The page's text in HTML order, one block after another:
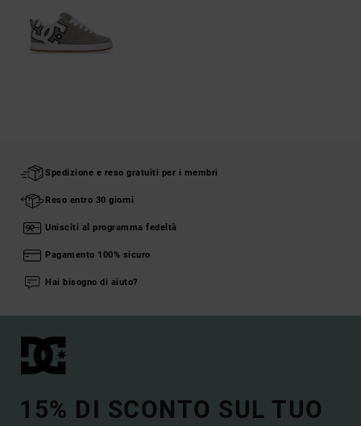
Spedizione e reso gratuiti per i membri
Reso entro 30 giorni
Unisciti al programma fedeltà
Pagamento 100% sicuro
Hai bisogno di aiuto?
15% DI SCONTO SUL TUO